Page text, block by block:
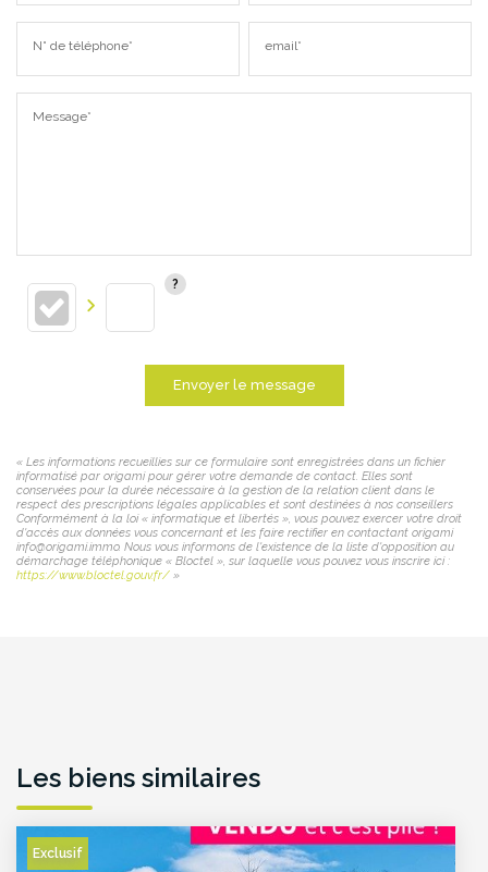
N° de téléphone* email*
Message*
Envoyer le message
« Les informations recueillies sur ce formulaire sont enregistrées dans un fichier
informatisé par origami pour gérer votre demande de contact. Elles sont
conservées pour la durée nécessaire à la gestion de la relation client dans le
respect des prescriptions légales applicables et sont destinées à nos conseillers
Conformément à la loi « informatique et libertés », vous pouvez exercer votre droit
d'accès aux données vous concernant et les faire rectifier en contactant origami
info@origami.immo. Nous vous informons de l'existence de la liste d'opposition au
démarchage téléphonique « Bloctel », sur laquelle vous pouvez vous inscrire ici :
https://www.bloctel.gouv.fr/ »
Les biens similaires
Exclusif